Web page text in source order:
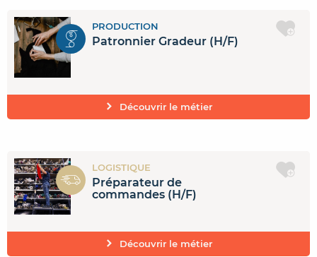
PRODUCTION
Patronnier Gradeur (H/F)
Découvrir le métier
LOGISTIQUE
Préparateur de
commandes (H/F)
Découvrir le métier